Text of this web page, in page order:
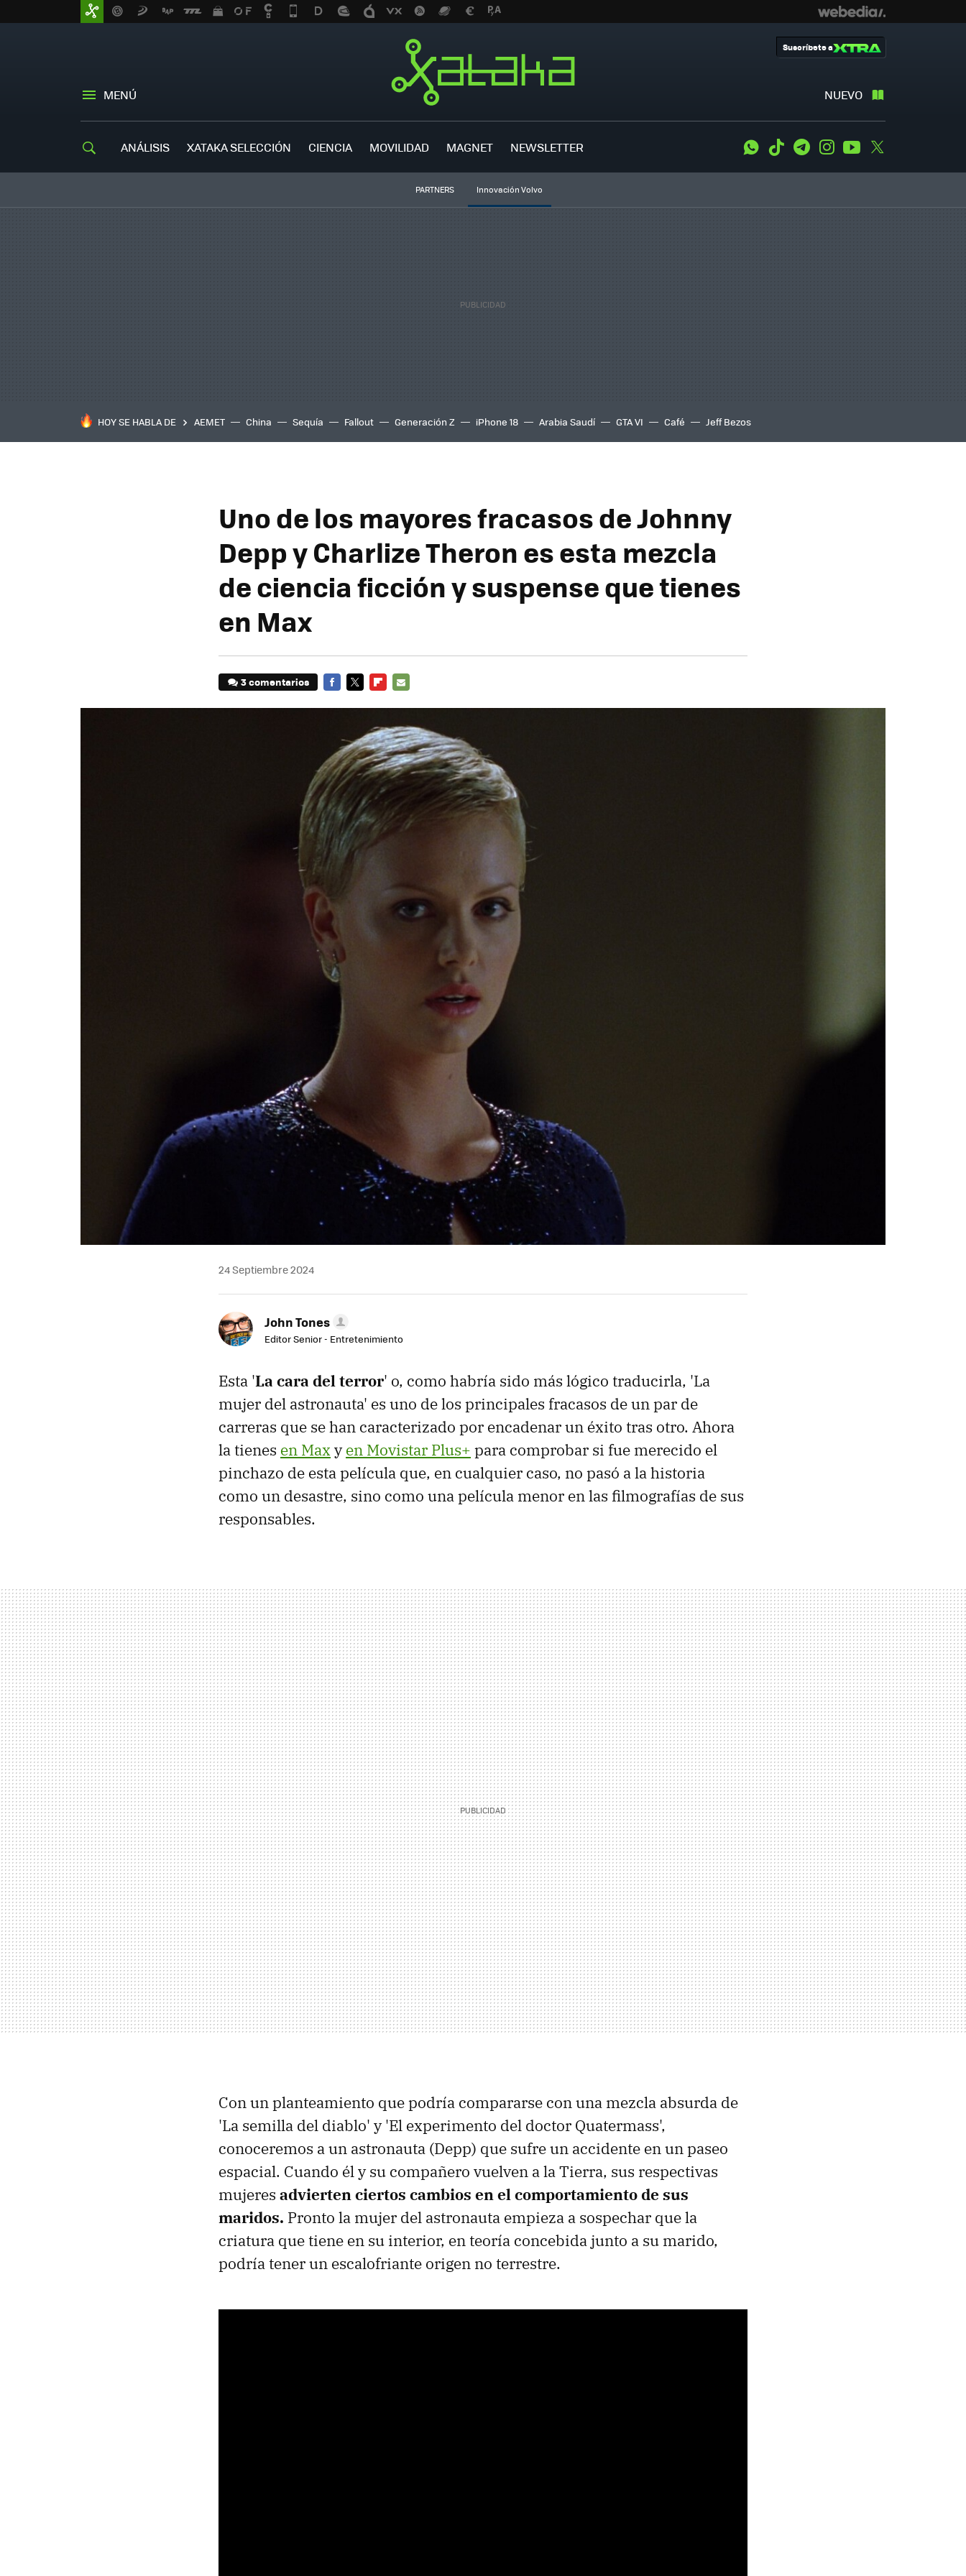
MENÚ NUEVO
Suscríbete a
ANÁLISIS XATAKA SELECCIÓN CIENCIA MOVILIDAD MAGNET NEWSLETTER WhatsApp
Tiktok TelegramInstagramYoutube
PARTNERS Innovación Volvo
HOY SE HABLA DE AEMET China Sequía Fallout Generación Z iPhone 18 Arabia Saudí GTA VI Café Jeff Bezos
Uno de los mayores fracasos de Johnny
Depp y Charlize Theron es esta mezcla
de ciencia ficción y suspense que tienes
en Max
3 comentarios
24 Septiembre 2024
John Tones
Editor Senior - Entretenimiento
Esta 'La cara del terror' o, como habría sido más lógico traducirla, 'La
mujer del astronauta' es uno de los principales fracasos de un par de
carreras que se han caracterizado por encadenar un éxito tras otro. Ahora
la tienes en Maxyen Movistar Plus+ para comprobar si fue merecido el
pinchazo de esta película que, en cualquier caso, no pasó a la historia
como un desastre, sino como una película menor en las filmografías de sus
responsables.
Con un planteamiento que podría compararse con una mezcla absurda de
'La semilla del diablo' y 'El experimento del doctor Quatermass',
conoceremos a un astronauta (Depp) que sufre un accidente en un paseo
espacial. Cuando él y su compañero vuelven a la Tierra, sus respectivas
mujeres advierten ciertos cambios en el comportamiento de sus
maridos. Pronto la mujer del astronauta empieza a sospechar que la
criatura que tiene en su interior, en teoría concebida junto a su marido,
podría tener un escalofriante origen no terrestre.